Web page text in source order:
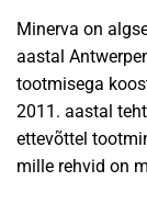
Minerva on
aastal
tootmisega
2011. aastal
ettevõttel
mille rehvid on